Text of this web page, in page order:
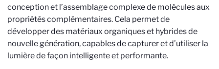
conception et l’assemblage complexe de molécules aux
propriétés complémentaires. Cela permet de
développer des matériaux organiques et hybrides de
nouvelle génération, capables de capturer et d’utiliser la
lumière de façon intelligente et performante.